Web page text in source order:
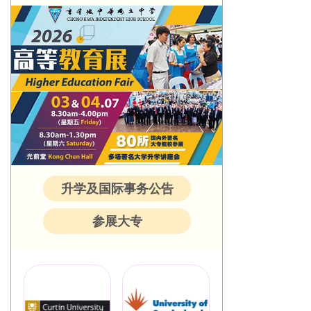
升学及国际事务公告
参展大专